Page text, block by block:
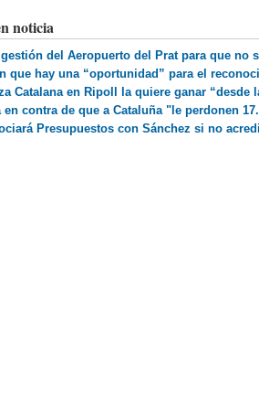
noticia
del Aeropuerto del Prat para que no
que hay una “oportunidad” para el
Catalana en Ripoll la quiere ganar “desde
contra de que a Cataluña "le perdonen
Presupuestos con Sánchez si no